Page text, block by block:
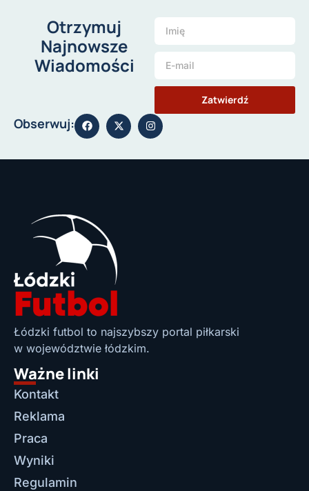
Otrzymuj
Najnowsze
Wiadomości
Zatwierdź
Obserwuj:
Łódzki futbol to najszybszy portal piłkarski
w województwie łódzkim.
Ważne linki
Kontakt
Reklama
Praca
Wyniki
Regulamin